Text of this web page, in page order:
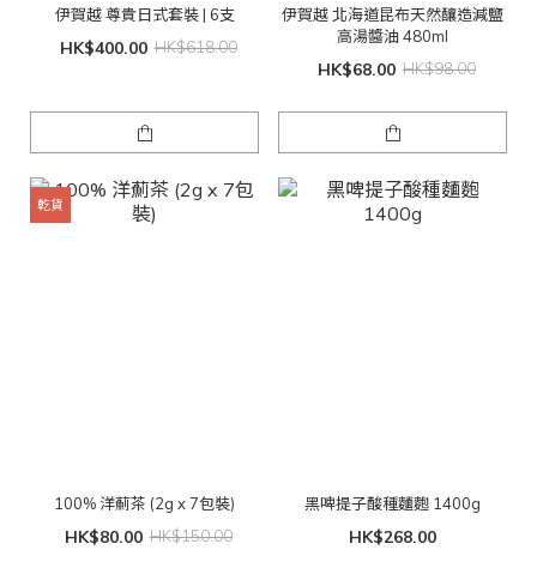
伊賀越 尊貴日式套裝 | 6支
HK$400.00 HK$618.00
伊賀越 北海道昆布天然釀造減鹽
高湯醬油 480ml
HK$68.00 HK$98.00
乾貨
100% 洋薊茶 (2g x 7包裝)
HK$80.00 HK$150.00
黑啤提子酸種麵麭 1400g
HK$268.00